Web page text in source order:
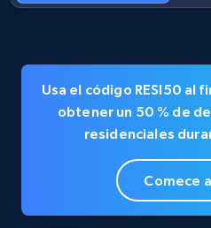
Usa el código RESI50 al
obtener un 50 % de
residenciales
Comece